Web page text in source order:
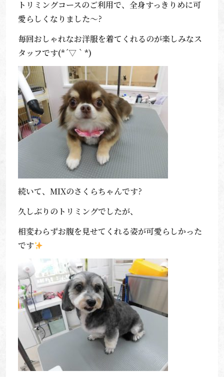
トリミングコースのご利用で、全身すっきりめに可
愛らしくなりました～?
毎回おしゃれなお洋服を着てくれるのが楽しみなス
タッフです(*´▽｀*)
続いて、MIXのさくらちゃんです?
久しぶりのトリミングでしたが、
相変わらずお腹を見せてくれる姿が可愛らしかった
です